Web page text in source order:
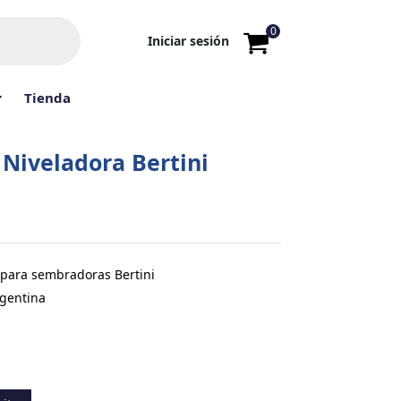
Iniciar sesión
0
Tienda
Bertini
sembradoras Bertini